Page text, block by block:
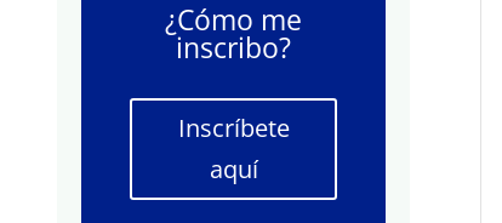
¿Cómo me
inscribo?
Inscríbete
aquí